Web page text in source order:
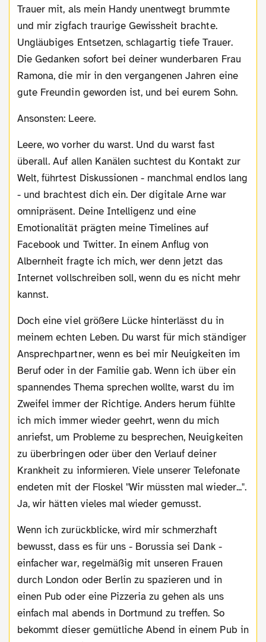
Trauer mit, als mein Handy unentwegt brummte
und mir zigfach traurige Gewissheit brachte.
Ungläubiges Entsetzen, schlagartig tiefe Trauer.
Die Gedanken sofort bei deiner wunderbaren Frau
Ramona, die mir in den vergangenen Jahren eine
gute Freundin geworden ist, und bei eurem Sohn.
Ansonsten: Leere.
Leere, wo vorher du warst. Und du warst fast
überall. Auf allen Kanälen suchtest du Kontakt zur
Welt, führtest Diskussionen - manchmal endlos lang
- und brachtest dich ein. Der digitale Arne war
omnipräsent. Deine Intelligenz und eine
Emotionalität prägten meine Timelines auf
Facebook und Twitter. In einem Anflug von
Albernheit fragte ich mich, wer denn jetzt das
Internet vollschreiben soll, wenn du es nicht mehr
kannst.
Doch eine viel größere Lücke hinterlässt du in
meinem echten Leben. Du warst für mich ständiger
Ansprechpartner, wenn es bei mir Neuigkeiten im
Beruf oder in der Familie gab. Wenn ich über ein
spannendes Thema sprechen wollte, warst du im
Zweifel immer der Richtige. Anders herum fühlte
ich mich immer wieder geehrt, wenn du mich
anriefst, um Probleme zu besprechen, Neuigkeiten
zu überbringen oder über den Verlauf deiner
Krankheit zu informieren. Viele unserer Telefonate
endeten mit der Floskel "Wir müssten mal wieder...".
Ja, wir hätten vieles mal wieder gemusst.
Wenn ich zurückblicke, wird mir schmerzhaft
bewusst, dass es für uns - Borussia sei Dank -
einfacher war, regelmäßig mit unseren Frauen
durch London oder Berlin zu spazieren und in
einen Pub oder eine Pizzeria zu gehen als uns
einfach mal abends in Dortmund zu treffen. So
bekommt dieser gemütliche Abend in einem Pub in